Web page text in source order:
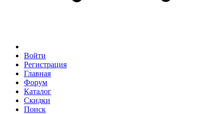
Войти
Регистрация
Главная
Форум
Каталог
Скидки
Поиск